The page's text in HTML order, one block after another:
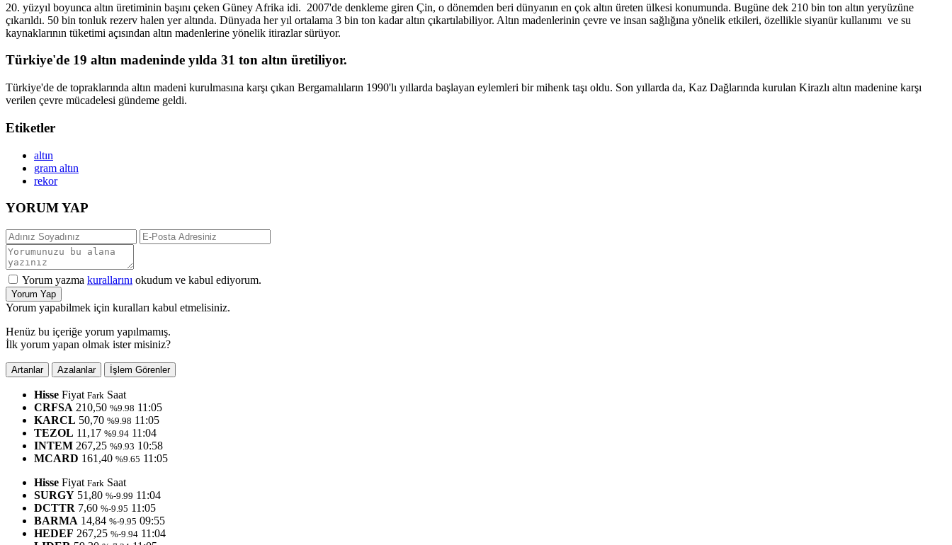
20. yüzyıl boyunca altın üretiminin başını çeken Güney Afrika idi. 2007'de denkleme giren Çin, o dönemden beri dünyanın en çok altın üreten ülkesi konumunda. Bugüne dek 210 bin ton altın yeryüzüne
çıkarıldı. 50 bin tonluk rezerv halen yer altında. Dünyada her yıl ortalama 3 bin ton kadar altın çıkartılabiliyor. Altın madenlerinin çevre ve insan sağlığına yönelik etkileri, özellikle siyanür kullanımı ve su
kaynaklarının tüketimi açısından altın madenlerine yönelik itirazlar sürüyor.
Türkiye'de 19 altın madeninde yılda 31 ton altın üretiliyor.
Türkiye'de de topraklarında altın madeni kurulmasına karşı çıkan Bergamalıların 1990'lı yıllarda başlayan eylemleri bir mihenk taşı oldu. Son yıllarda da, Kaz Dağlarında kurulan Kirazlı altın madenine karşı
verilen çevre mücadelesi gündeme geldi.
Etiketler
altın
gram altın
rekor
YORUM YAP
Yorum yazma kurallarını okudum ve kabul ediyorum.
Yorum Yap
Yorum yapabilmek için kuralları kabul etmelisiniz.
Henüz bu içeriğe yorum yapılmamış.
İlk yorum yapan olmak ister misiniz?
Artanlar Azalanlar İşlem Görenler
Hisse Fiyat Fark Saat
CRFSA 210,50 %9.98 11:05
KARCL 50,70 %9.98 11:05
TEZOL 11,17 %9.94 11:04
INTEM 267,25 %9.93 10:58
MCARD 161,40 %9.65 11:05
Hisse Fiyat Fark Saat
SURGY 51,80 %-9.99 11:04
DCTTR 7,60 %-9.95 11:05
BARMA 14,84 %-9.95 09:55
HEDEF 267,25 %-9.94 11:04